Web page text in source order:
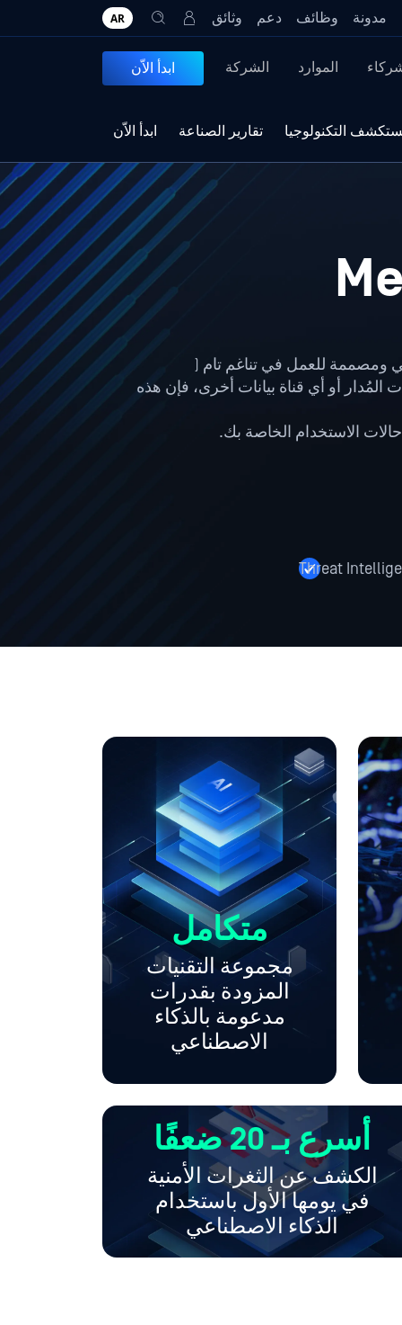
مدونة وظائف دعم وثائق AR
الموارد الشركة ابدأ الاّن
التكنولوجيا تقارير الصناعة ابدأ الاّن
المُدار أو أي قناة بيانات أخرى، فإن هذه
الاستخدام الخاصة بك.
متكامل
مجموعة التقنيات
المزودة بقدرات
مدعومة بالذكاء
الاصطناعي
أسرع بـ 20 ضعفًا
الكشف عن الثغرات الأمنية
في يومها الأول باستخدام
الذكاء الاصطناعي